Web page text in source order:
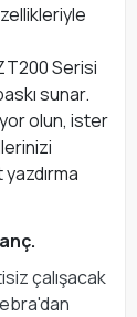
Serisi
sunar.
olun, ister
çalışacak